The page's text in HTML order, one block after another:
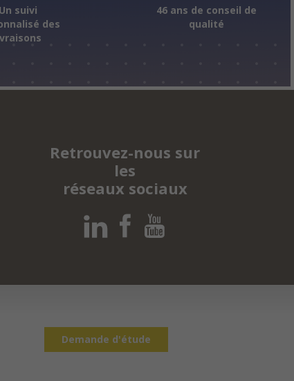
Un suivi
des
46 ans de conseil de
qualité
Retrouvez-nous sur
les
réseaux sociaux
Demande d'étude